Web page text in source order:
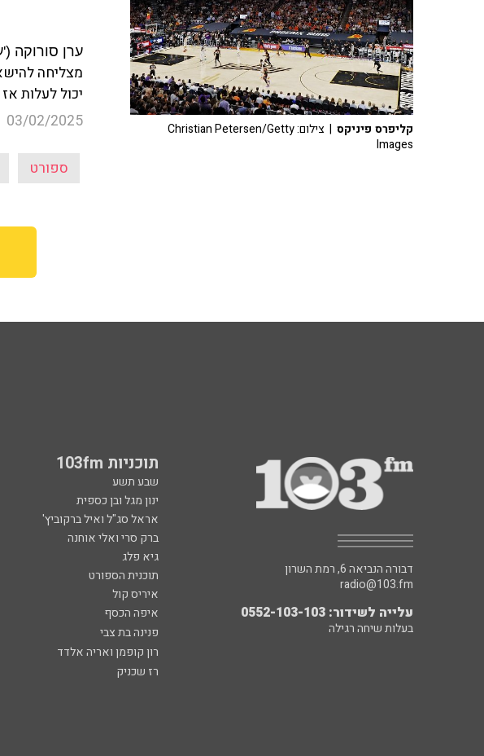
ערן סורוקה
מצליחה
יכול לעלות
03/02/2025
ספורט
קליפרס פיניקס
| צילום: Christian Petersen/Getty
Images
תוכניות 103fm
שבע תשע
ינון מגל ובן כספית
אראל סג"ל ואיל ברקוביץ'
ברק סרי ואלי אוחנה
גיא פלג
תוכנית הספורט
איריס קול
איפה הכסף
פנינה בת צבי
רון קופמן ואריה אלדד
רז שכניק
דבורה הנביאה 6, רמת השרון
radio@103.fm
עלייה לשידור: 0552-103-103
בעלות שיחה רגילה